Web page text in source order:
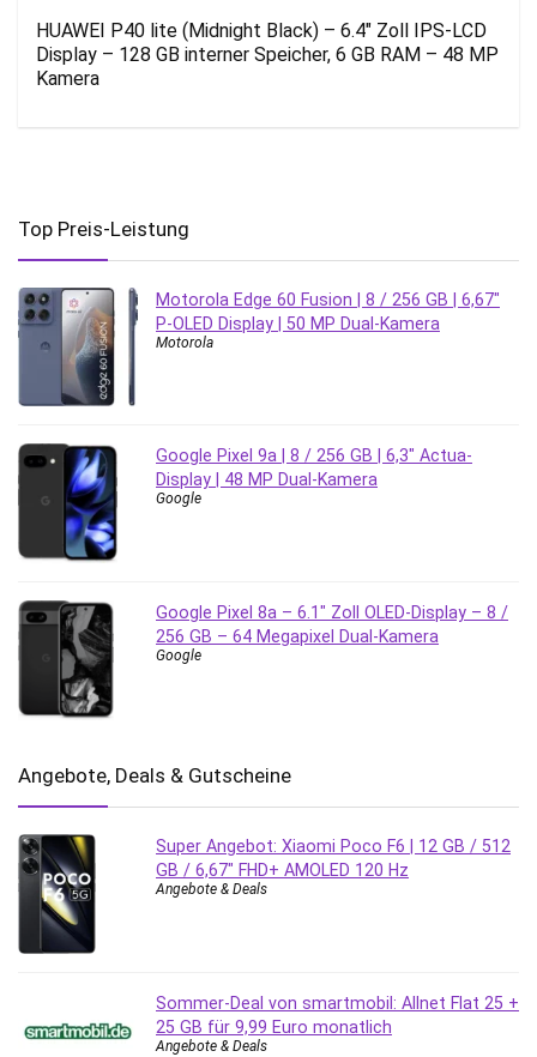
HUAWEI P40 lite (Midnight Black) – 6.4″ Zoll IPS-LCD
Display – 128 GB interner Speicher, 6 GB RAM – 48 MP
Kamera
Top Preis-Leistung
Motorola Edge 60 Fusion | 8 / 256 GB | 6,67″
P-OLED Display | 50 MP Dual-Kamera
Motorola
Google Pixel 9a | 8 / 256 GB | 6,3″ Actua-
Display | 48 MP Dual-Kamera
Google
Google Pixel 8a – 6.1″ Zoll OLED-Display – 8 /
256 GB – 64 Megapixel Dual-Kamera
Google
Angebote, Deals & Gutscheine
Super Angebot: Xiaomi Poco F6 | 12 GB / 512
GB / 6,67″ FHD+ AMOLED 120 Hz
Angebote & Deals
Sommer-Deal von smartmobil: Allnet Flat 25 +
25 GB für 9,99 Euro monatlich
Angebote & Deals